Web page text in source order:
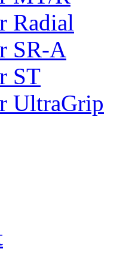
Radial
SR-A
ST
UltraGrip